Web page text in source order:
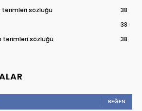
terimleri sözlüğü
38
38
terimleri sözlüğü
38
BEĞEN